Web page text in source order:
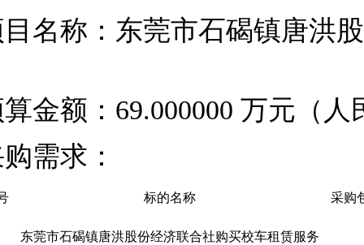
名称：东莞市石碣镇唐洪
金额： 69.000000 万元（人
需求：
标的名称 采购
东莞市石碣镇唐洪股份经济联合社购买校车租赁服务